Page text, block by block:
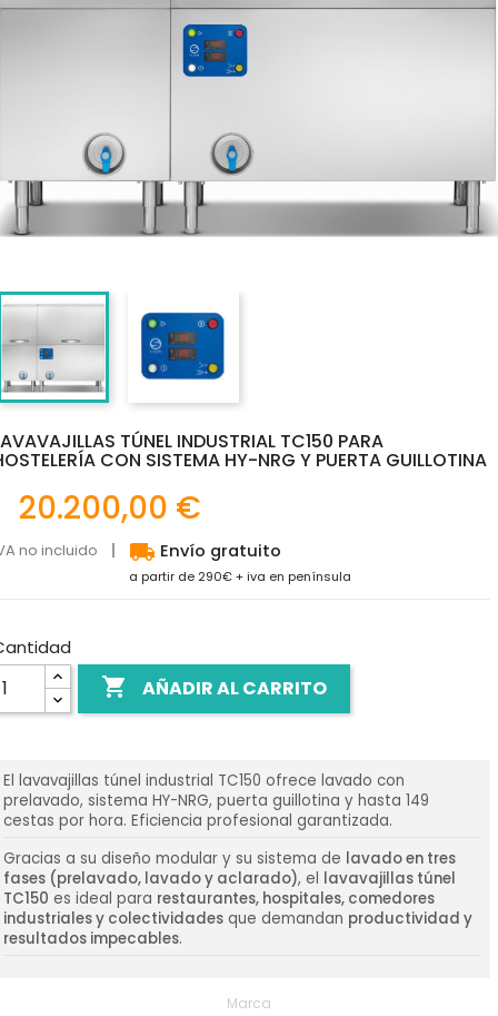
TÚNEL INDUSTRIAL TC150 PARA
CON SISTEMA HY-NRG Y PUERTA GUILLOTINA
20.200,00 €
no incluido local_shipping Envío gratuito
a partir de 290€ + iva en península
 AÑADIR AL CARRITO
El lavavajillas túnel industrial TC150 ofrece lavado con
prelavado, sistema HY-NRG, puerta guillotina y hasta 149
cestas por hora. Eficiencia profesional garantizada.
Gracias a su diseño modular y su sistema de lavado en tres
fases (prelavado, lavado y aclarado), el lavavajillas túnel
TC150 es ideal para restaurantes, hospitales, comedores
industriales y colectividades que demandan productividad y
resultados impecables.
Marca